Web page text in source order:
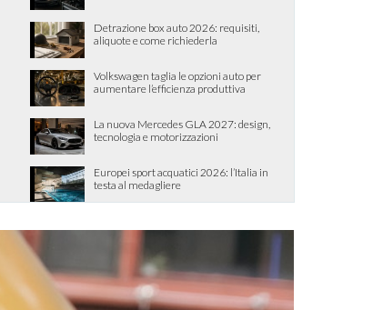
Detrazione box auto 2026: requisiti,
aliquote e come richiederla
Volkswagen taglia le opzioni auto per
aumentare l’efficienza produttiva
La nuova Mercedes GLA 2027: design,
tecnologia e motorizzazioni
Europei sport acquatici 2026: l’Italia in
testa al medagliere